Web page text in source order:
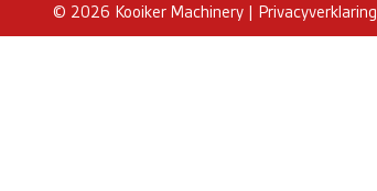
© 2026 Kooiker Machinery | Privacyverklaring